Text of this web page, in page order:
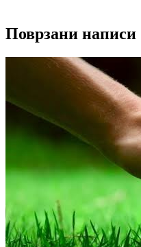
Поврзани написи